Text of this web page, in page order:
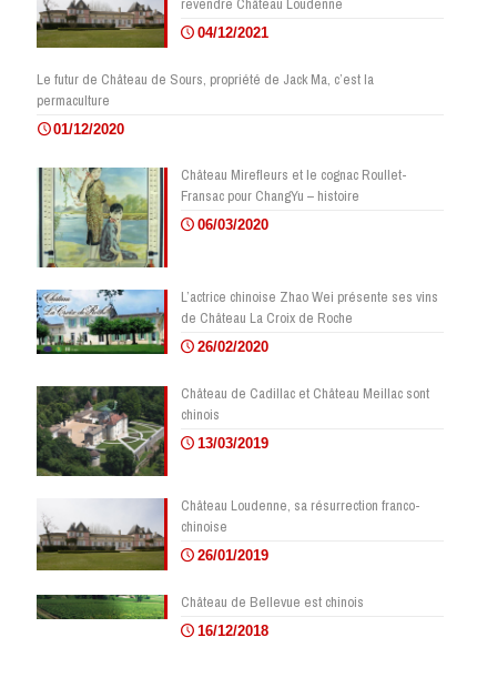
revendre Château Loudenne
04/12/2021
Le futur de Château de Sours, propriété de Jack Ma, c’est la
permaculture
01/12/2020
Château Mirefleurs et le cognac Roullet-
Fransac pour ChangYu – histoire
06/03/2020
L’actrice chinoise Zhao Wei présente ses vins
de Château La Croix de Roche
26/02/2020
Château de Cadillac et Château Meillac sont
chinois
13/03/2019
Château Loudenne, sa résurrection franco-
chinoise
26/01/2019
Château de Bellevue est chinois
16/12/2018